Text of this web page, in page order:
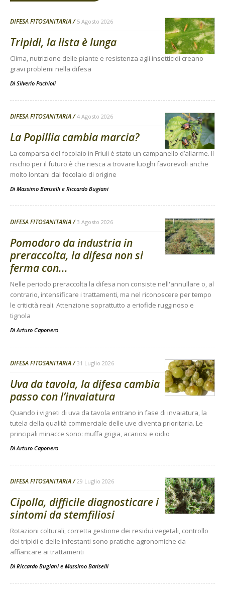
DIFESA FITOSANITARIA 5 Agosto 2026
Tripidi, la lista è lunga
Clima, nutrizione delle piante e resistenza agli insetticidi creano
gravi problemi nella difesa
Di Silverio Pachioli
DIFESA FITOSANITARIA 4 Agosto 2026
La Popillia cambia marcia?
La comparsa del focolaio in Friuli è stato un campanello d’allarme. Il
rischio per il futuro è che riesca a trovare luoghi favorevoli anche
molto lontani dal focolaio di origine
Di Massimo Bariselli e Riccardo Bugiani
DIFESA FITOSANITARIA 3 Agosto 2026
Pomodoro da industria in
preraccolta, la difesa non si
ferma con...
Nelle periodo preraccolta la difesa non consiste nell'annullare o, al
contrario, intensificare i trattamenti, ma nel riconoscere per tempo
le criticità reali. Attenzione soprattutto a eriofide rugginoso e
tignola
DiArturo Caponero
DIFESA FITOSANITARIA 31 Luglio 2026
Uva da tavola, la difesa cambia
passo con l’invaiatura
Quando i vigneti di uva da tavola entrano in fase di invaiatura, la
tutela della qualità commerciale delle uve diventa prioritaria. Le
principali minacce sono: muffa grigia, acariosi e oidio
DiArturo Caponero
DIFESA FITOSANITARIA 29 Luglio 2026
Cipolla, difficile diagnosticare i
sintomi da stemfiliosi
Rotazioni colturali, corretta gestione dei residui vegetali, controllo
dei tripidi e delle infestanti sono pratiche agronomiche da
affiancare ai trattamenti
Di Riccardo Bugiani e Massimo Bariselli